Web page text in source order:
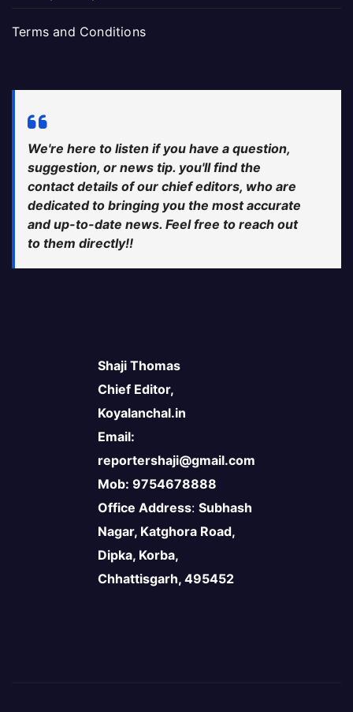
Terms and Conditions
We're here to listen if you have a question,
suggestion, or news tip. you'll find the
contact details of our chief editors, who are
dedicated to bringing you the most accurate
and up-to-date news. Feel free to reach out
to them directly!!
Shaji Thomas
Chief Editor,
Koyalanchal.in
Email:
reportershaji@gmail.com
Mob: 9754678888
Office Address: Subhash
Nagar, Katghora Road,
Dipka, Korba,
Chhattisgarh, 495452